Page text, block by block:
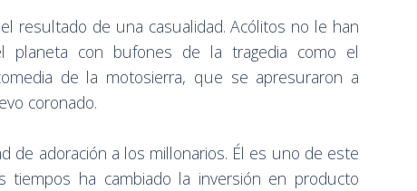
resultado de una casualidad. Acólitos no le han
planeta con bufones de la tragedia como el
de la motosierra, que se apresuraron a
coronado.
de adoración a los millonarios. Él es uno de este
ha cambiado la inversión en producto